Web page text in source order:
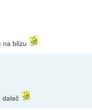
na blizu
daleč